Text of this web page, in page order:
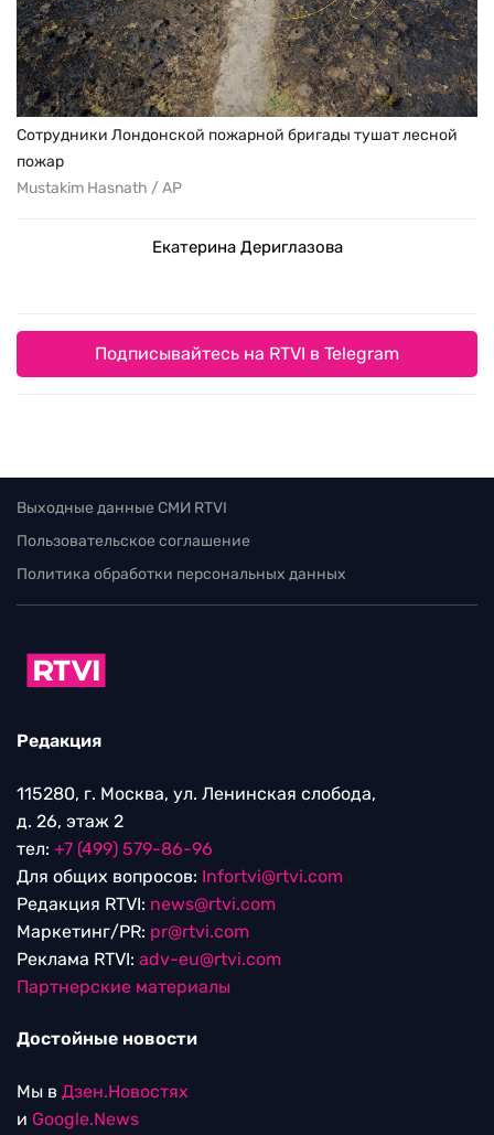
Cотрудники Лондонской пожарной бригады тушат лесной
пожар
Mustakim Hasnath / AP
Екатерина Дериглазова
Подписывайтесь на RTVI в Telegram
Выходные данные СМИ RTVI
Пользовательское соглашение
Политика обработки персональных данных
Редакция
115280, г. Москва, ул. Ленинская слобода,
д. 26, этаж 2
тел: +7 (499) 579-86-96
Для общих вопросов: Infortvi@rtvi.com
Редакция RTVI: news@rtvi.com
Маркетинг/PR: pr@rtvi.com
Реклама RTVI: adv-eu@rtvi.com
Партнерские материалы
Достойные новости
Мы в Дзен.Новостях
и Google.News